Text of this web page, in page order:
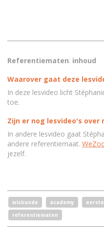
Referentiematen: inhoud
Waarover gaat deze
In deze lesvideo licht
toe.
Zijn er nog lesvideo's
In andere lesvideo gaat
andere referentiemaat.
jezelf.
wiskunde academy eerste
referentiematen